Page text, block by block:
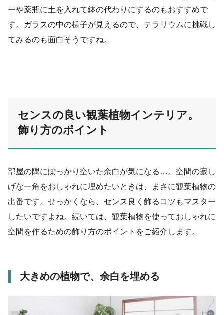
ーや薬瓶に土を入れて鉢の代わりにするのもおすすめで
す。ガラスの中の様子が見えるので、テラリウムに挑戦し
てみるのも面白そうですね。
センスの良い観葉植物インテリア。
飾り方のポイント
部屋の隅にぽっかり空いた余白が気になる…。空間の寂し
げな一角をおしゃれに埋めたいときは、まさに観葉植物の
出番です。せっかくなら、センス良く飾るコツもマスター
したいですよね。続いては、観葉植物を使っておしゃれに
空間を作るための飾り方のポイントをご紹介します。
大きめの植物で、余白を埋める